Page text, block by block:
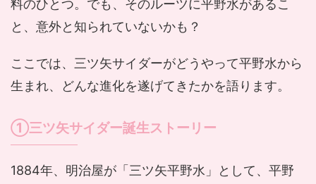
料のひとつ。でも、そのルーツに平野水があるこ
と、意外と知られていないかも？
ここでは、三ツ矢サイダーがどうやって平野水から
生まれ、どんな進化を遂げてきたかを語ります。
①三ツ矢サイダー誕生ストーリー
1884年、明治屋が「三ツ矢平野水」として、平野